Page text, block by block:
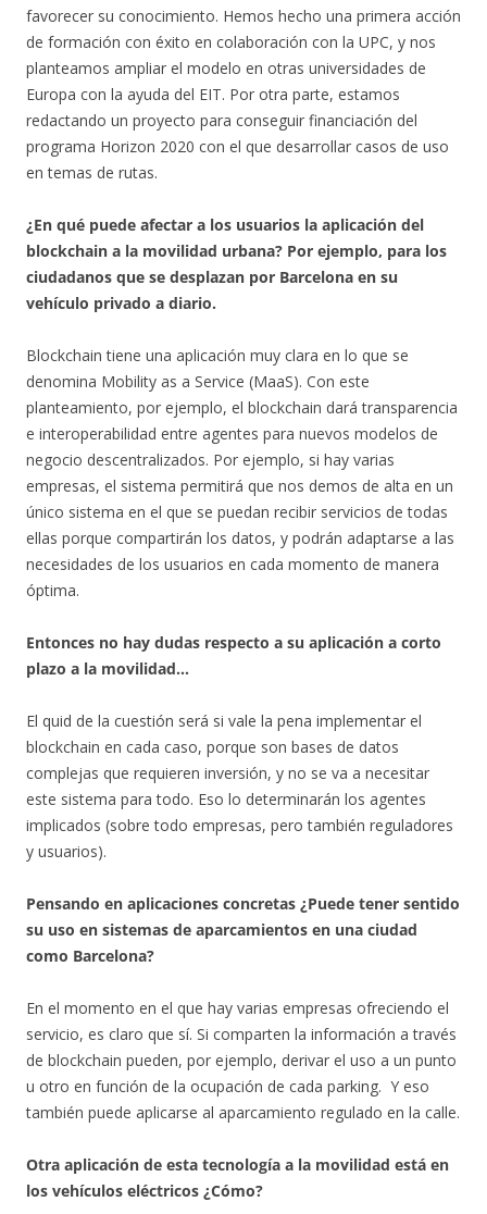
favorecer su conocimiento. Hemos hecho una primera acción
de formación con éxito en colaboración con la UPC, y nos
planteamos ampliar el modelo en otras universidades de
Europa con la ayuda del EIT. Por otra parte, estamos
redactando un proyecto para conseguir financiación del
programa Horizon 2020 con el que desarrollar casos de uso
en temas de rutas.
¿En qué puede afectar a los usuarios la aplicación del
blockchain a la movilidad urbana? Por ejemplo, para los
ciudadanos que se desplazan por Barcelona en su
vehículo privado a diario.
Blockchain tiene una aplicación muy clara en lo que se
denomina Mobility as a Service (MaaS). Con este
planteamiento, por ejemplo, el blockchain dará transparencia
e interoperabilidad entre agentes para nuevos modelos de
negocio descentralizados. Por ejemplo, si hay varias
empresas, el sistema permitirá que nos demos de alta en un
único sistema en el que se puedan recibir servicios de todas
ellas porque compartirán los datos, y podrán adaptarse a las
necesidades de los usuarios en cada momento de manera
óptima.
Entonces no hay dudas respecto a su aplicación a corto
plazo a la movilidad…
El quid de la cuestión será si vale la pena implementar el
blockchain en cada caso, porque son bases de datos
complejas que requieren inversión, y no se va a necesitar
este sistema para todo. Eso lo determinarán los agentes
implicados (sobre todo empresas, pero también reguladores
y usuarios).
Pensando en aplicaciones concretas ¿Puede tener sentido
su uso en sistemas de aparcamientos en una ciudad
como Barcelona?
En el momento en el que hay varias empresas ofreciendo el
servicio, es claro que sí. Si comparten la información a través
de blockchain pueden, por ejemplo, derivar el uso a un punto
u otro en función de la ocupación de cada parking. Y eso
también puede aplicarse al aparcamiento regulado en la calle.
Otra aplicación de esta tecnología a la movilidad está en
los vehículos eléctricos ¿Cómo?